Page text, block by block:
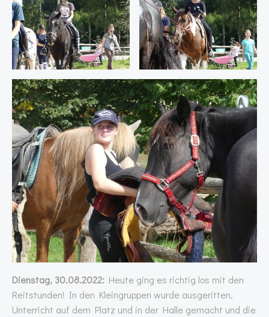
Dienstag, 30.08.2022: Heute ging es richtig los mit den
Reitstunden! In den Kleingruppen wurde ausgeritten,
Unterricht auf dem Platz und in der Halle gemacht und die